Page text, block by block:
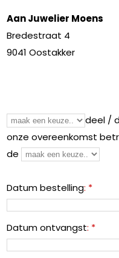
Aan Juwelier Moens
Bredestraat 4
9041 Oostakker
deel /
onze overeenkomst
de
Datum bestelling: *
Datum ontvangst: *